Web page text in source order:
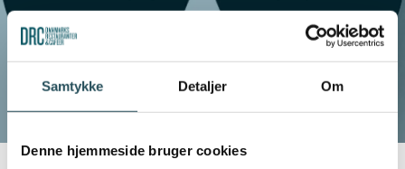
Samtykke Detaljer Om
Denne hjemmeside bruger cookies